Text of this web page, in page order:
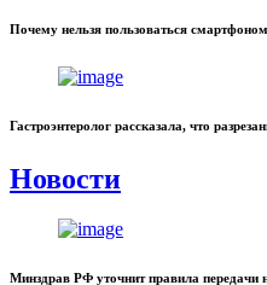
Почему нельзя пользоваться
Гастроэнтеролог рассказала, что
Новости
Минздрав РФ уточнит правила передачи